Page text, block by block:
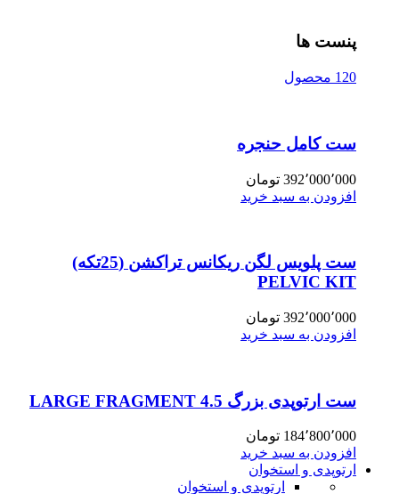
پنست ها
120 محصول
ست کامل حنجره
392٬000٬000 تومان
افزودن به سبد خرید
ست پلویس لگن ریکانس تراکشن (25تکه)
PELVIC KIT
392٬000٬000 تومان
افزودن به سبد خرید
ست ارتوپدی بزرگ 4.5 LARGE FRAGMENT
184٬800٬000 تومان
افزودن به سبد خرید
ارتوپدی و استخوان
ارتوپدی و استخوان